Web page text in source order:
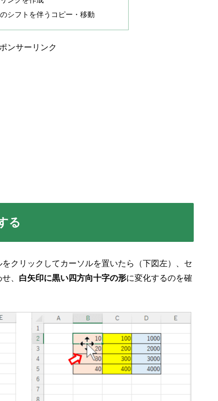
シフトを伴うコピー・移動
ンサーリンク
る
クリックしてカーソルを置いたら（下図左）、セ
、 白矢印に黒い四方向十字の形に変化するのを確